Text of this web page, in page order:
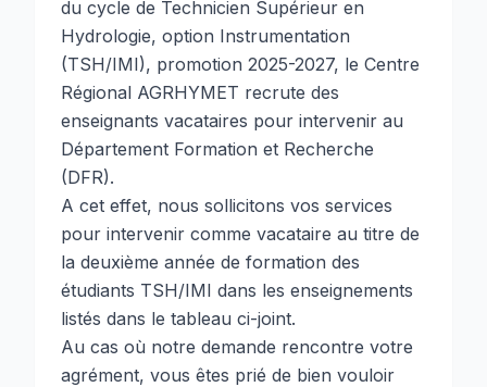
du cycle de Technicien Supérieur en
Hydrologie, option Instrumentation
(TSH/IMI), promotion 2025-2027, le Centre
Régional AGRHYMET recrute des
enseignants vacataires pour intervenir au
Département Formation et Recherche
(DFR).
A cet effet, nous sollicitons vos services
pour intervenir comme vacataire au titre de
la deuxième année de formation des
étudiants TSH/IMI dans les enseignements
listés dans le tableau ci-joint.
Au cas où notre demande rencontre votre
agrément, vous êtes prié de bien vouloir